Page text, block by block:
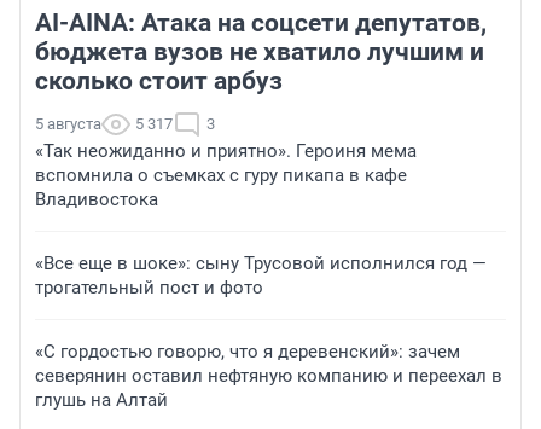
AI-AINA: Атака на соцсети депутатов,
бюджета вузов не хватило лучшим и
сколько стоит арбуз
5 августа 5 317 3
«Так неожиданно и приятно». Героиня мема
вспомнила о съемках с гуру пикапа в кафе
Владивостока
«Все еще в шоке»: сыну Трусовой исполнился год —
трогательный пост и фото
«С гордостью говорю, что я деревенский»: зачем
северянин оставил нефтяную компанию и переехал в
глушь на Алтай